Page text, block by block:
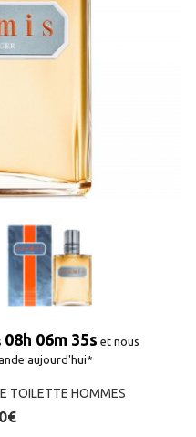
08h 06m 35s et nous
aujourd'hui*
TOILETTE HOMMES